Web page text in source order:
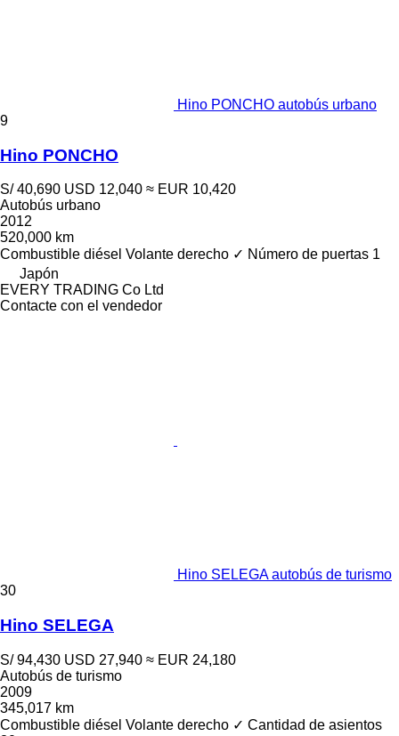
Hino PONCHO autobús urbano
9
Hino PONCHO
S/ 40,690 USD 12,040 ≈ EUR 10,420
Autobús urbano
2012
520,000 km
Combustible diésel Volante derecho ✓ Número de puertas 1
Japón
EVERY TRADING Co Ltd
Contacte con el vendedor
Hino SELEGA autobús de turismo
30
Hino SELEGA
S/ 94,430 USD 27,940 ≈ EUR 24,180
Autobús de turismo
2009
345,017 km
Combustible diésel Volante derecho ✓ Cantidad de asientos